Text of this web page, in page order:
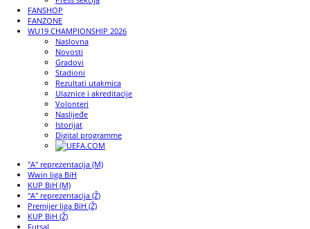
FANSHOP
FANZONE
WU19 CHAMPIONSHIP 2026
Naslovna
Novosti
Gradovi
Stadioni
Rezultati utakmica
Ulaznice i akreditacije
Volonteri
Naslijeđe
Istorijat
Digital programme
"A" reprezentacija (M)
Wwin liga BiH
KUP BiH (M)
"A" reprezentacija (Ž)
Premijer liga BiH (Ž)
KUP BiH (Ž)
Futsal